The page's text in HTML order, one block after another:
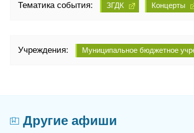
Тематика события: ЗГДК Концерты
Учреждения: Муниципальное бюджетное
Другие афиши